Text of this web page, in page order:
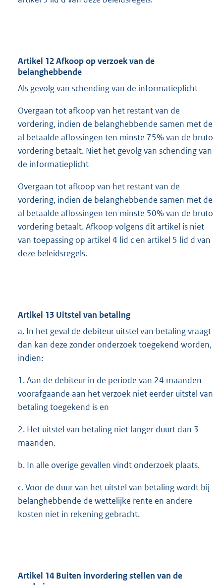
Artikel 12 Afkoop op verzoek van de
belanghebbende
Als gevolg van schending van de informatieplicht
Overgaan tot afkoop van het restant van de
vordering, indien de belanghebbende samen met de
al betaalde aflossingen ten minste 75% van de bruto
vordering betaalt. Niet het gevolg van schending van
de informatieplicht
Overgaan tot afkoop van het restant van de
vordering, indien de belanghebbende samen met de
al betaalde aflossingen ten minste 50% van de bruto
vordering betaalt. Afkoop volgens dit artikel is niet
van toepassing op artikel 4 lid c en artikel 5 lid d van
deze beleidsregels.
Artikel 13 Uitstel van betaling
a. In het geval de debiteur uitstel van betaling vraagt
dan kan deze zonder onderzoek toegekend worden,
indien:
1. Aan de debiteur in de periode van 24 maanden
voorafgaande aan het verzoek niet eerder uitstel van
betaling toegekend is en
2. Het uitstel van betaling niet langer duurt dan 3
maanden.
b. In alle overige gevallen vindt onderzoek plaats.
c. Voor de duur van het uitstel van betaling wordt bij
belanghebbende de wettelijke rente en andere
kosten niet in rekening gebracht.
Artikel 14 Buiten invordering stellen van de